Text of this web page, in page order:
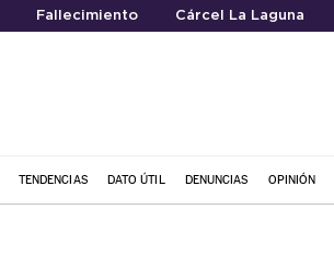
Fallecimiento Cárcel La Laguna
TENDENCIAS DATO ÚTIL DENUNCIAS OPINIÓN